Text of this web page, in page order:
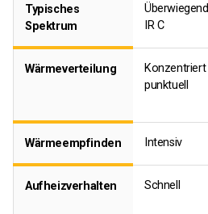
Typisches
Spektrum
IR C
Wärmeverteilung
Konzentriert
punktuell
Wärmeempfinden Intensiv
Aufheizverhalten Schnell